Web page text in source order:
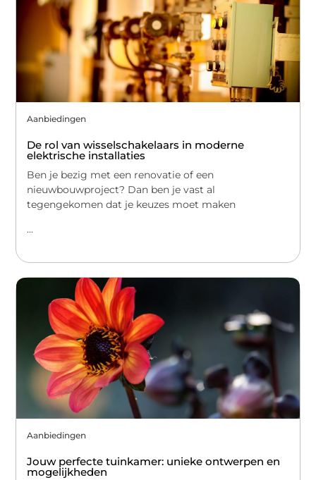
Aanbiedingen
De rol van wisselschakelaars in moderne
elektrische installaties
Ben je bezig met een renovatie of een
nieuwbouwproject? Dan ben je vast al
tegengekomen dat je keuzes moet maken
...
Aanbiedingen
Jouw perfecte tuinkamer: unieke ontwerpen en
mogelijkheden